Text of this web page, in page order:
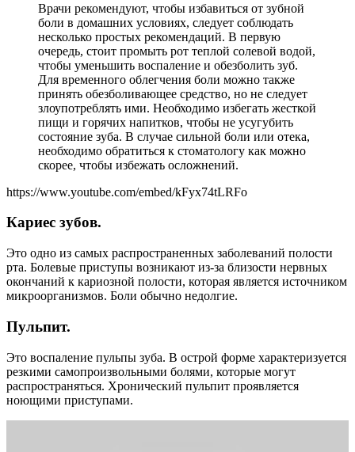
Врачи рекомендуют, чтобы избавиться от зубной
боли в домашних условиях, следует соблюдать
несколько простых рекомендаций. В первую
очередь, стоит промыть рот теплой солевой водой,
чтобы уменьшить воспаление и обезболить зуб.
Для временного облегчения боли можно также
принять обезболивающее средство, но не следует
злоупотреблять ими. Необходимо избегать жесткой
пищи и горячих напитков, чтобы не усугубить
состояние зуба. В случае сильной боли или отека,
необходимо обратиться к стоматологу как можно
скорее, чтобы избежать осложнений.
https://www.youtube.com/embed/kFyx74tLRFo
Кариес зубов.
Это одно из самых распространенных заболеваний полости
рта. Болевые приступы возникают из-за близости нервных
окончаний к кариозной полости, которая является источником
микроорганизмов. Боли обычно недолгие.
Пульпит.
Это воспаление пульпы зуба. В острой форме характеризуется
резкими самопроизвольными болями, которые могут
распространяться. Хронический пульпит проявляется
ноющими приступами.